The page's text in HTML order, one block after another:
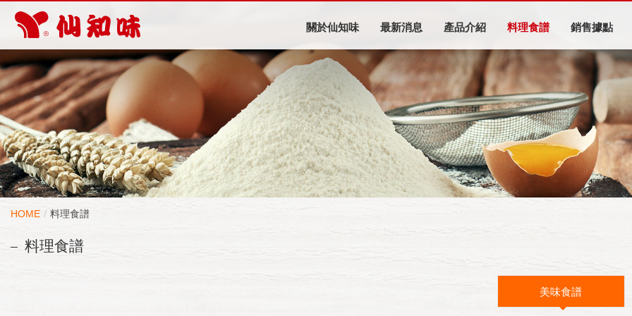
關於仙知味 最新消息 產品介紹 料理食譜 銷售據點
HOME 料理食譜
料理食譜
美味食譜